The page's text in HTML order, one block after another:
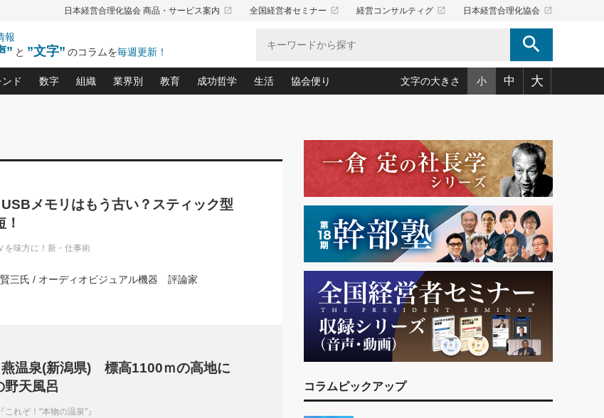
日本経営合理化協会 商品・サービス案内 launch 全国経営者セミナー launch 経営コンサルティグ launch 日本経営合理化協会 launch
報
” と ”文字” のコラムを毎週更新！ search
回 「言葉狩り」
2026.08.5
【追悼】鈴木敏文氏 言葉で伝
える経営（ジャーナリスト 勝
もっとみる
極意
づくり講座(12)
営者は知ってい
ンの成功要因と
戦略(39)
おきたい、知っておきたい、やってお
管理講座(95)
×次の一手「牟田太陽の社長業ネクスト」
グジバチの『経営戦略の新常識』(12)
あるべし(635)
「社長の３分間スピーチ」ネタ帳(159)
になる考え方」(57)
願いしたいと思われる「一流の仕事術」(28)
のビジョン実現道場(10)
ンド
村森の「今月のヒット商品」(109)
売れ筋をつかむ術(102)
のメシの種 4.0(206)
数字
おカネが残る決算書にするために、やっておきたいこと(34)
強い決算書の会社はココが違う！(36)
決算書の“見える化”術(12)
組織
中小企業の新たな法律リスク(178)
賃金決定の定石(68)
顧客・社員・社会から支持される「ウェルビーイング経営入
門」(23)
業界別
売れる住宅を創る 100の視点(100)
柿内幸夫─社長のための現場改善(174)
教育
あなただからお願いしたいと思われる 気配りの達人(127)
クレーム対応の新知識と新常識(57)
デキル社員に育てる！ 社員教育の決め手(203)
業績アップにつながる！ワンランク上の手紙・メール術(100)
成功哲学
中国哲学に学ぶ 不況は会社守成の好機(38)
令和時代の「社長の人間力の磨き方」(86)
先人の名句名言の教え 東洋思想に学ぶ経営学(132)
渡部昇一の「日本の指導者たち」(32)
経営に活かす“十八史略”(30)
生活
おのころ心平の ──社長のための「か・ら・だマネジメント」
デジタルＡＶを味方に！新・仕事術(180)
リーダー脳の鍛え方(32)
ワインを楽しむ基礎レッスン(12)
必読！社長が読むべき今月の4冊(88)
眼と耳で楽しむ読書術(162)
社長の「氣」(30)
米国スポーツ・ビジネスに学ぶ心理学(98)
高橋一喜の『これぞ！"本物の温泉"』(157)
協会便り
「愛読者通信」著者インタビュー(44)
ビジネス見聞録 経営ニュース(100)
作間信司の経営無形庵(けいえいむぎょうあん)(166)
繁栄への着眼点 牟田太陽(76)
講話を聞いて学ぼう 実学・耳学・磨く「ミミガク」のすすめ
(7)
文字の大きさ 小 中 大
メモリはもう古い？スティック型
を味方に！新・仕事術
三氏 / オーディオビジュアル機器 評論家
温泉(新潟県) 標高1100ｍの高地に
野天風呂
これぞ！"本物の温泉"』
コラムピックアップ